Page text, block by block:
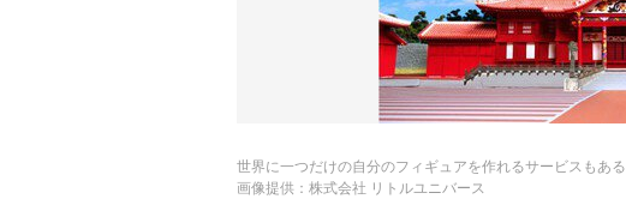
世界に一つだけの自分のフィギュアを作れるサービスもある
画像提供：株式会社 リトルユニバース